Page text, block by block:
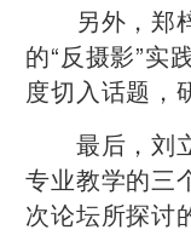
另外，郑梓
的“反摄影”实
度切入话题，
最后，刘立
专业教学的三
次论坛所探讨